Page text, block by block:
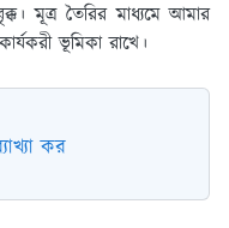
মূত্র তৈরির মাধ্যমে আমার
ভূমিকা রাখে।
কর